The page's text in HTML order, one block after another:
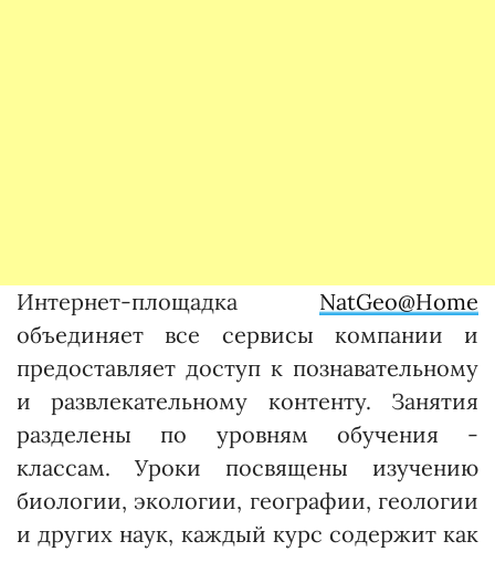
Интернет-площадка NatGeo@Home
объединяет все сервисы компании и
предоставляет доступ к познавательному
и развлекательному контенту. Занятия
разделены по уровням обучения -
классам. Уроки посвящены изучению
биологии, экологии, географии, геологии
и других наук, каждый курс содержит как